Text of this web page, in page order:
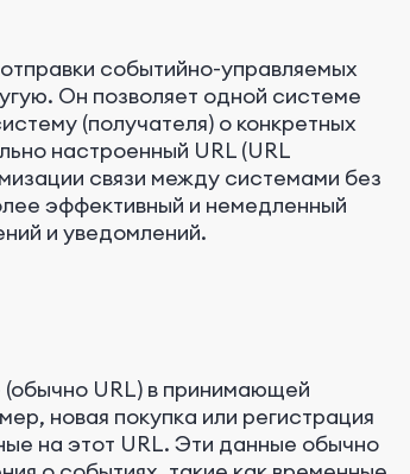
событийно-управляемых
Он позволяет одной системе
(получателя) о конкретных
настроенный URL (URL
связи между системами без
эффективный и немедленный
и уведомлений.
URL) в принимающей
новая покупка или регистрация
на этот URL. Эти данные обычно